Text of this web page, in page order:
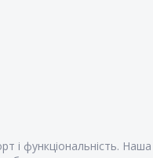
і функціональність.